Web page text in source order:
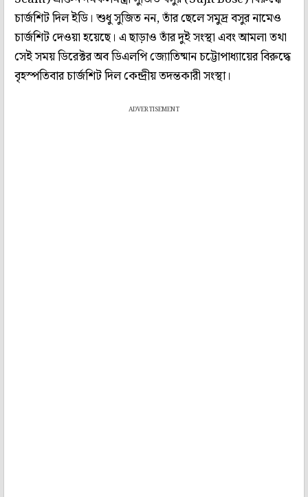
চার্জশিট দিল ইডি। শুধু সুজিত নন, তাঁর ছেলে সমুদ্র বসুর নামেও
চার্জশিট দেওয়া হয়েছে। এ ছাড়াও তাঁর দুই সংস্থা এবং আমলা তথা
সেই সময় ডিরেক্টর অব ডিএলপি জ‍্যোতিষ্মান চট্টোপাধ্যায়ের বিরুদ্ধে
বৃহস্পতিবার চার্জশিট দিল কেন্দ্রীয় তদন্তকারী সংস্থা।
ADVERTISEMENT